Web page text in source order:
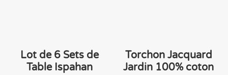
Lot de 6 Sets de
Table Ispahan
Torchon Jacquard
Jardin 100% coton